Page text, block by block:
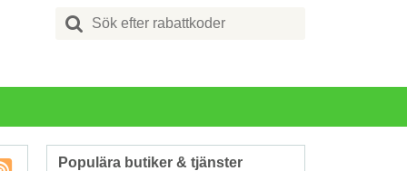
Search
for:
Populära butiker & tjänster